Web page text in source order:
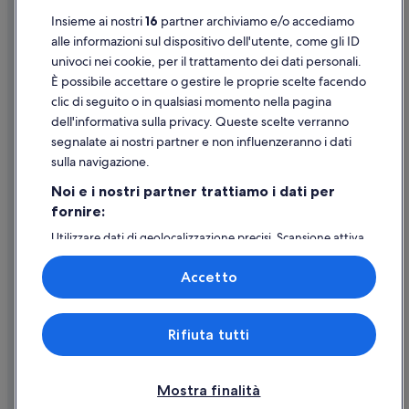
Supporto
Assistenza clienti
Contattaci
Come cancellare un volo
Come modificare la prenotazione di un hotel o una casa vacanze
Utilizzare un coupon Expedia
Documenti per i viaggi internazionali
© 2026 Expedia, Inc., una società di Expedia Group. Tutti i diritti riservati.
Expedia e il logo di Expedia sono marchi registrati o marchi di Expedia,
Insieme ai nostri16 partner archiviamo e/o accediamo
alle informazioni sul dispositivo dell'utente, come gli ID
univoci nei cookie, per il trattamento dei dati personali.
È possibile accettare o gestire le proprie scelte facendo
clic di seguito o in qualsiasi momento nella pagina
dell'informativa sulla privacy. Queste scelte verranno
segnalate ai nostri partner e non influenzeranno i dati
sulla navigazione.
Noi e i nostri partner trattiamo i dati per
fornire:
Utilizzare dati di geolocalizzazione precisi. Scansione attiva
delle caratteristiche del dispositivo ai fini
dell’identificazione. Archiviare informazioni su dispositivo
e/o accedervi. Pubblicità e contenuti personalizzati,
misurazione delle prestazioni dei contenuti e degli
annunci, ricerche sul pubblico, sviluppo di servizi.
Elenco dei partner (fornitori)
Mostra finalità
Rifiuta tutti
Accetto